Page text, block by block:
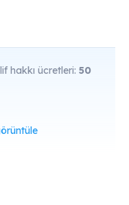
hakkı ücretleri: 50